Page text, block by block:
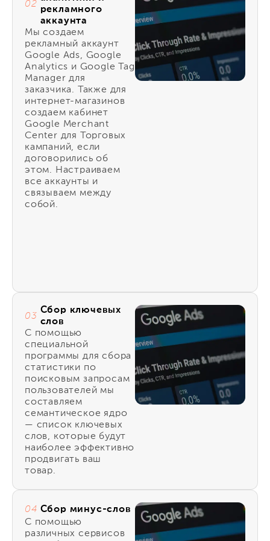
02
рекламного
аккаунта
Мы создаем
рекламный аккаунт
Google Ads, Google
Analytics и Google Tag
Manager для
заказчика. Также для
интернет-магазинов
создаем кабинет
Google Merchant
Center для Торговых
кампаний, если
договорились об
этом. Настраиваем
все аккаунты и
связываем между
собой.
03
Сбор ключевых
слов
С помощью
специальной
программы для сбора
статистики по
поисковым запросам
пользователей мы
составляем
семантическое ядро
— список ключевых
слов, которые будут
наиболее эффективно
продвигать ваш
товар.
04 Сбор минус-слов
С помощью
различных сервисов